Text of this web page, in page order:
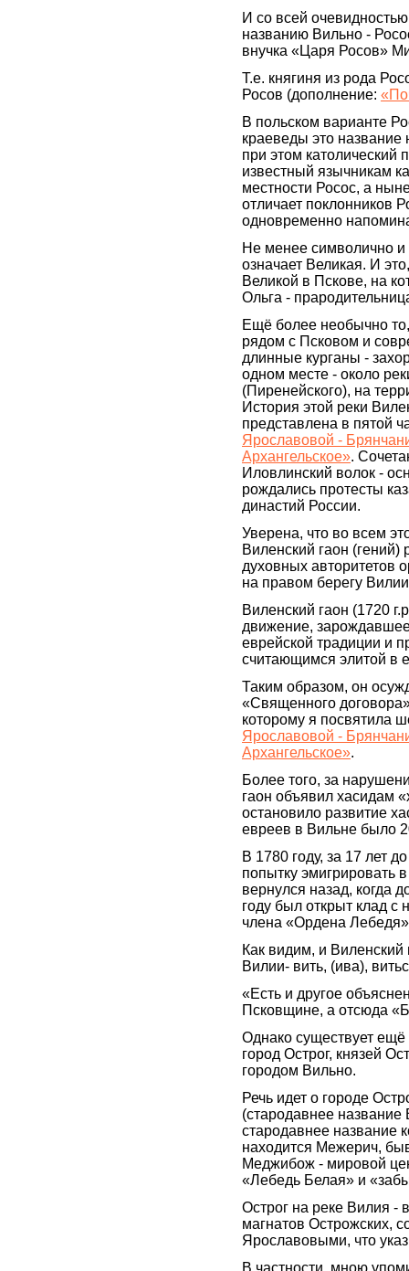
И со всей
названию Вильно -
внучка «Царя Росов»
Т.е. княгиня из рода
Росов (дополнение:
В польском варианте
краеведы это
при этом католический
известный язычникам
местности Росос, а
отличает поклонников
одновременно
Не менее символично и
означает Великая. И
Великой в Пскове, на
Ольга -
Ещё более необычно
рядом с Псковом и
длинные курганы -
одном месте - около
(Пиренейского), на
История этой реки
представлена в пятой
Ярославовой -
Архангельское».
Иловлинский волок -
рождались протесты
династий России.
Уверена, что во всем
Виленский гаон
духовных авторитетов
на правом берегу
Виленский гаон (1720
движение,
еврейской традиции и
считающимся элитой в
Таким образом, он
«Священного
которому я посвятила
Ярославовой -
Архангельское».
Более того, за
гаон объявил хасидам
остановило развитие
евреев в Вильне было
В 1780 году, за 17 лет
попытку эмигрировать
вернулся назад, когда
году был открыт клад с
члена «Ордена
Как видим, и Виленский
Вилии- вить, (ива),
«Есть и другое
Псковщине, а отсюда
Однако существует ещё
город Острог, князей
городом Вильно.
Речь идет о городе
(стародавнее название
стародавнее название
находится Межерич,
Меджибож - мировой
«Лебедь Белая» и
Острог на реке Вилия -
магнатов Острожских,
Ярославовыми, что
В частности, мною